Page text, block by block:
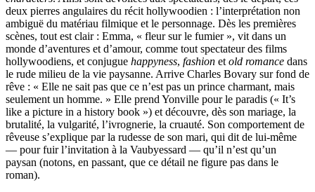
deux pierres angulaires du récit hollywoodien : l’interprétation non
ambiguë du matériau filmique et le personnage. Dès les premières
scènes, tout est clair : Emma, « fleur sur le fumier », vit dans un
monde d’aventures et d’amour, comme tout spectateur des films
hollywoodiens, et conjugue happyness, fashion et old romance dans
le rude milieu de la vie paysanne. Arrive Charles Bovary sur fond de
rêve : « Elle ne sait pas que ce n’est pas un prince charmant, mais
seulement un homme. » Elle prend Yonville pour le paradis (« It’s
like a picture in a history book ») et découvre, dès son mariage, la
brutalité, la vulgarité, l’ivrognerie, la cruauté. Son comportement de
rêveuse s’explique par la rudesse de son mari, qui dit de lui-même
— pour fuir l’invitation à la Vaubyessard — qu’il n’est qu’un
paysan (notons, en passant, que ce détail ne figure pas dans le
roman).